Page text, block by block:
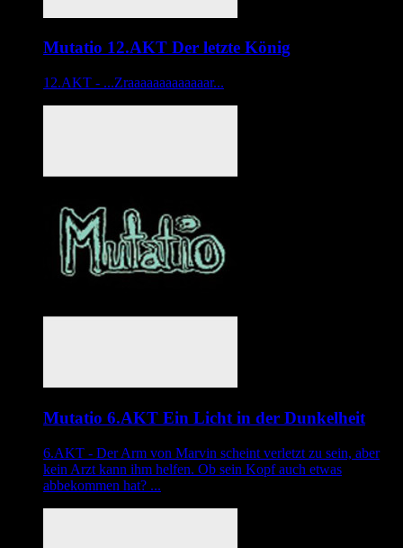
Mutatio 12.AKT Der letzte König
12.AKT - ...Zraaaaaaaaaaaaar...
Mutatio 6.AKT Ein Licht in der Dunkelheit
6.AKT - Der Arm von Marvin scheint verletzt zu sein, aber
kein Arzt kann ihm helfen. Ob sein Kopf auch etwas
abbekommen hat? ...